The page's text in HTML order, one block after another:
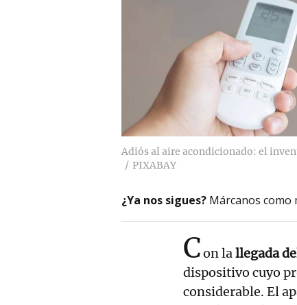
Adiós al aire acondicionado: el
PIXABAY
¿Ya nos sigues? Márcanos
Con lallegada
dispositivo cuyo
considerable. El